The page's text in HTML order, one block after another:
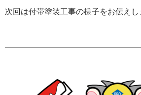
次回は付帯塗装工事の様子をお伝えし